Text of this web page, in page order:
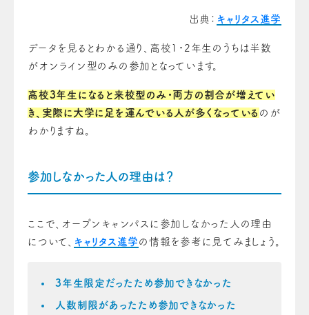
出典： キャリタス進学
データを見るとわかる通り、高校1・2年生のうちは半数
がオンライン型のみの参加となっています。
高校3年生になると来校型のみ・両方の割合が増えてい
き、実際に大学に足を運んでいる人が多くなっている のが
わかりますね。
参加しなかった人の理由は？
ここで、オープンキャンパスに参加しなかった人の理由
について、
キャリタス進学 の情報を参考に見てみましょう。
3年生限定だったため参加できなかった
人数制限があったため参加できなかった